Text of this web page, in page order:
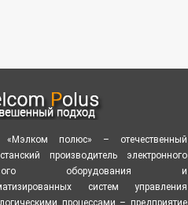
полюс» – отечественный
производитель электронного
оборудования и
систем управления
процессами – предприятие